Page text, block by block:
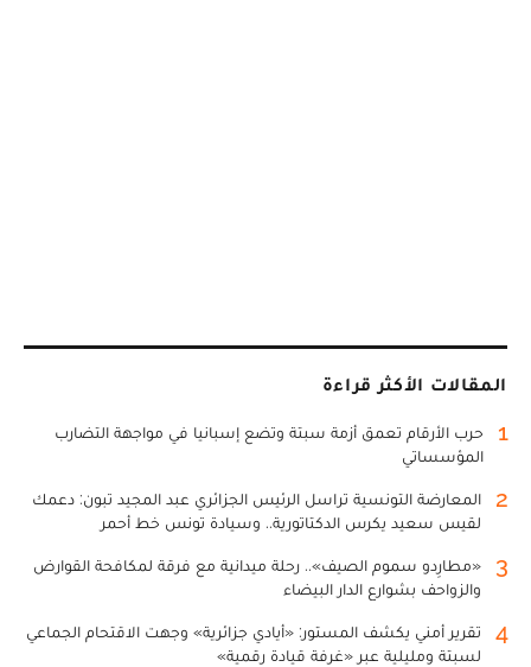
المقالات الأكثر قراءة
1
حرب الأرقام تعمق أزمة سبتة وتضع إسبانيا في مواجهة التضارب
المؤسساتي
2
المعارضة التونسية تراسل الرئيس الجزائري عبد المجيد تبون: دعمك
لقيس سعيد يكرس الدكتاتورية.. وسيادة تونس خط أحمر
3
«مطارِدو سموم الصيف».. رحلة ميدانية مع فرقة لمكافحة القوارض
والزواحف بشوارع الدار البيضاء
4
تقرير أمني يكشف المستور: «أيادي جزائرية» وجهت الاقتحام الجماعي
لسبتة ومليلية عبر «غرفة قيادة رقمية»